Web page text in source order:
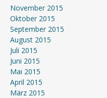
November 2015
Oktober 2015
September 2015
August 2015
Juli 2015
Juni 2015
Mai 2015
April 2015
März 2015